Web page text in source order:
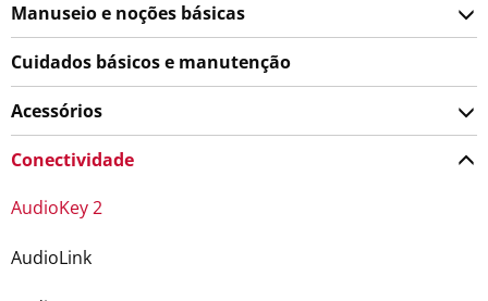
Manuseio e noções básicas
Cuidados básicos e manutenção
Acessórios
Conectividade
AudioKey 2
AudioLink